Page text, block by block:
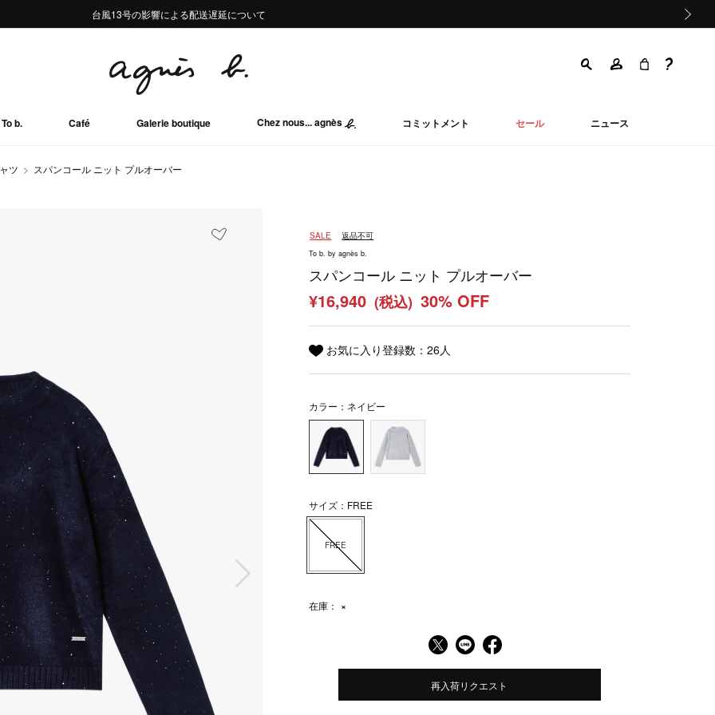
熊本地域地震の影響による配送遅延について
Summer Sale 2buy10%OFF!!
台風13号の影響による配送遅延について
熊本地域地震の影響による配送遅延について
Summer Sale 2buy10%OFF!!
To b. Café Galerie boutique Chez nous... agnès コミットメント セール ニュース
ツ スパンコール ニット プルオーバー
SALE 返品不可
To b. by agnès b.
スパンコール ニット プルオーバー
¥16,940 (税込) 30% OFF
お気に入り登録数：26人
カラー：ネイビー
サイズ：FREE
FREE
在庫： ×
再入荷リクエスト